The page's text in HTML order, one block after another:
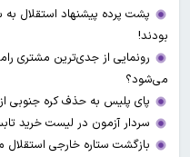
پشت پرده پیشنهاد استقلال به
بودند!
رونمایی از جدی‌ترین مشتری
می‌شود؟
پای پلیس به حذف کره جنوبی
سردار آزمون در لیست خرید
بازگشت ستاره خارجی استقلال